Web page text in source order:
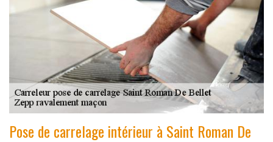
Pose de carrelage intérieur à Saint Roman De